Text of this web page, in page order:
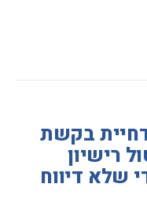
בקשת
רישיון
שלא דיווח